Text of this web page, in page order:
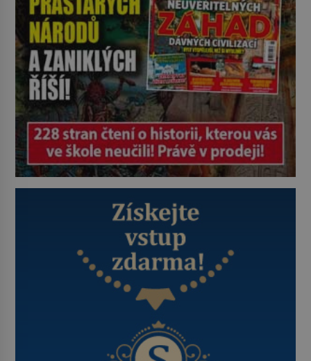
najdeme v rumunské vesnici
Sapanta, nedaleko hranic […]